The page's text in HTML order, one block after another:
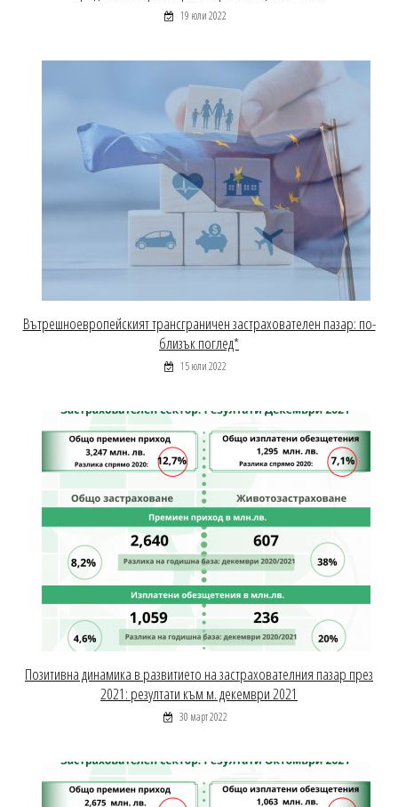
19 юли 2022
Вътрешноевропейският трансграничен застрахователен пазар: по-
близък поглед*
15 юли 2022
Позитивна динамика в развитието на застрахователния пазар през
2021: резултати към м. декември 2021
30 март 2022